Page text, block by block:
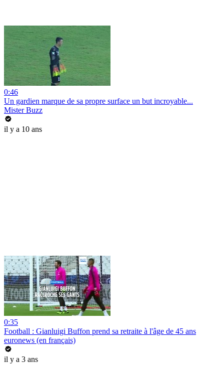
0:46
Un gardien marque de sa propre surface un but incroyable...
Mister Buzz
il y a 10 ans
0:35
Football : Gianluigi Buffon prend sa retraite à l'âge de 45 ans
euronews (en français)
il y a 3 ans